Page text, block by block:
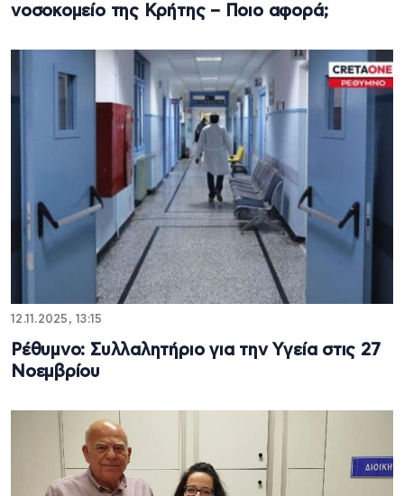
νοσοκομείο της Κρήτης – Ποιο αφορά;
12.11.2025, 13:15
Ρέθυμνο: Συλλαλητήριο για την Υγεία στις 27
Νοεμβρίου